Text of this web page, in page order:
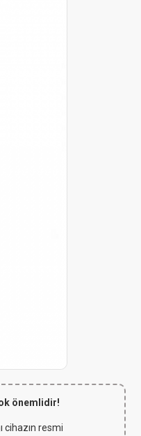
önemlidir!
cihazın resmi